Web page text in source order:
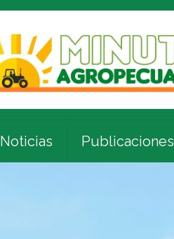
Noticias Publicaciones